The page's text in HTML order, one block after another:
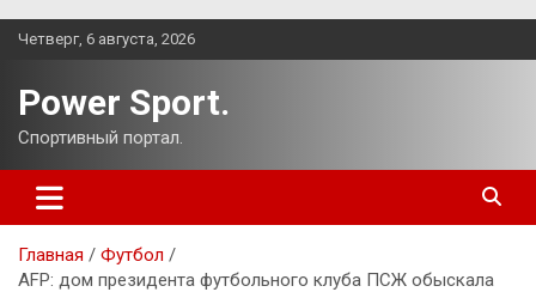
Перейти
Четверг, 6 августа, 2026
Power Sport.
Спортивный портал.
Главная
Футбол
AFP: дом президента футбольного клуба ПСЖ обыскала